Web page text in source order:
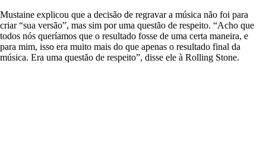
Mustaine explicou que a decisão de regravar a música não foi para
criar “sua versão”, mas sim por uma questão de respeito. “Acho que
todos nós queríamos que o resultado fosse de uma certa maneira, e
para mim, isso era muito mais do que apenas o resultado final da
música. Era uma questão de respeito”, disse ele à Rolling Stone.